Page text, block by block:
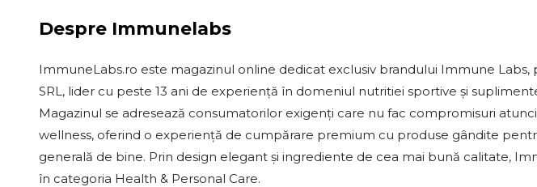
Despre Immunelabs
ImmuneLabs.ro este magazinul online dedicat exclusiv brandului Immune
SRL, lider cu peste 13 ani de experiență în domeniul nutritiei sportive și
Magazinul se adresează consumatorilor exigenți care nu fac compromisuri
wellness, oferind o experiență de cumpărare premium cu produse gândite
generală de bine. Prin design elegant și ingrediente de cea mai bună calitate,
în categoria Health & Personal Care.